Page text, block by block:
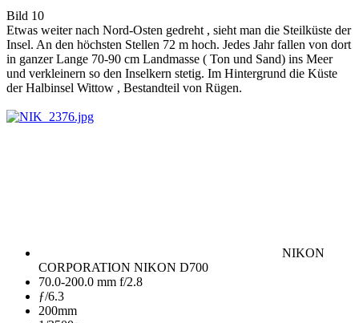
Bild 10
Etwas weiter nach Nord-Osten gedreht , sieht man die Steilküste der
Insel. An den höchsten Stellen 72 m hoch. Jedes Jahr fallen von dort
in ganzer Lange 70-90 cm Landmasse ( Ton und Sand) ins Meer
und verkleinern so den Inselkern stetig. Im Hintergrund die Küste
der Halbinsel Wittow , Bestandteil von Rügen.
NIKON
CORPORATION NIKON D700
70.0-200.0 mm f/2.8
ƒ/6.3
200mm